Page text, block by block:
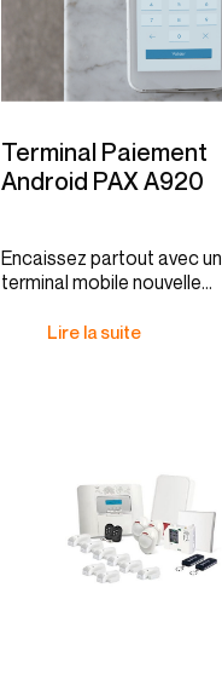
Terminal Paiement
Android PAX A920
Encaissez partout avec un
terminal mobile nouvelle
Lire la suite